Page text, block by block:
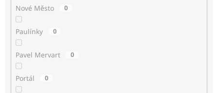
Nové Město 0
Paulínky 0
Pavel Mervart 0
Portál 0